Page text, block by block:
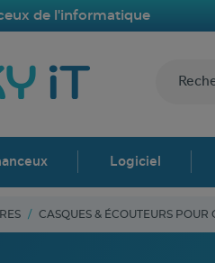
de l'informatique
Logiciel
CASQUES & ÉCOUTEURS POUR